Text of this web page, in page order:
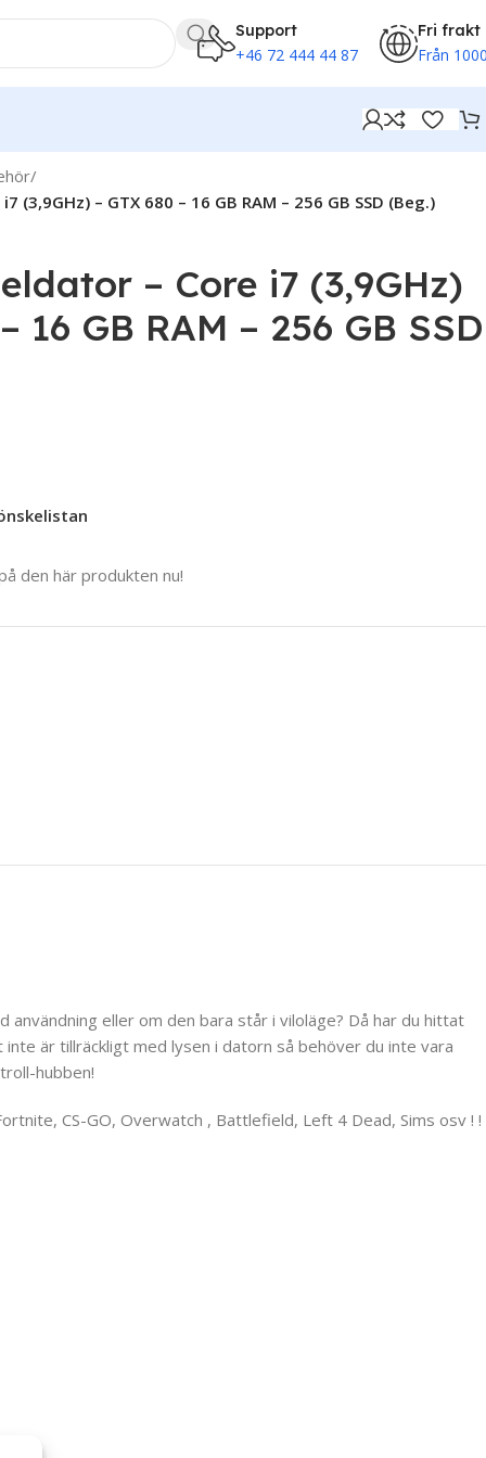
Support
+46 72 444 44 87
Fri frakt
Från
/
(3,9GHz) – GTX 680 – 16 GB RAM – 256 GB SSD (Beg.)
– Core i7 (3,9GHz)
16 GB RAM – 256 GB SSD
den här produkten nu!
användning eller om den bara står i viloläge? Då har du hittat
är tillräckligt med lysen i datorn så behöver du inte vara
hubben!
CS-GO, Overwatch , Battlefield, Left 4 Dead, Sims osv ! !